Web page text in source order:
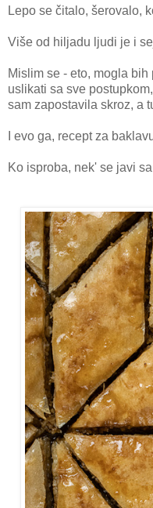
Lepo se čitalo, šerovalo,
Više od hiljadu ljudi je i
Mislim se - eto, mogla
uslikati sa sve
sam zapostavila skroz, a
I evo ga, recept za
Ko isproba, nek' se javi